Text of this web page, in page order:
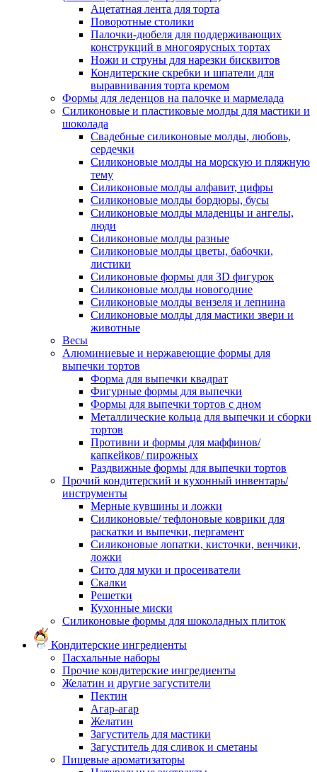
Ацетатная лента для торта
Поворотные столики
Палочки-дюбеля для поддерживающих
конструкций в многоярусных тортах
Ножи и струны для нарезки бисквитов
Кондитерские скребки и шпатели для
выравнивания торта кремом
Формы для леденцов на палочке и мармелада
Силиконовые и пластиковые молды для мастики и
шоколада
Свадебные силиконовые молды, любовь,
сердечки
Силиконовые молды на морскую и пляжную
тему
Силиконовые молды алфавит, цифры
Силиконовые молды бордюры, бусы
Силиконовые молды младенцы и ангелы,
люди
Силиконовые молды разные
Силиконовые молды цветы, бабочки,
листики
Силиконовые формы для 3D фигурок
Силиконовые молды новогодние
Силиконовые молды вензеля и лепнина
Силиконовые молды для мастики звери и
животные
Весы
Алюминиевые и нержавеющие формы для
выпечки тортов
Форма для выпечки квадрат
Фигурные формы для выпечки
Формы для выпечки тортов с дном
Металлические кольца для выпечки и сборки
тортов
Противни и формы для маффинов/
капкейков/ пирожных
Раздвижные формы для выпечки тортов
Прочий кондитерский и кухонный инвентарь/
инструменты
Мерные кувшины и ложки
Силиконовые/ тефлоновые коврики для
раскатки и выпечки, пергамент
Силиконовые лопатки, кисточки, венчики,
ложки
Сито для муки и просеиватели
Скалки
Решетки
Кухонные миски
Силиконовые формы для шоколадных плиток
Кондитерские ингредиенты
Пасхальные наборы
Прочие кондитерские ингредиенты
Желатин и другие загустители
Пектин
Агар-агар
Желатин
Загуститель для мастики
Загуститель для сливок и сметаны
Пищевые ароматизаторы